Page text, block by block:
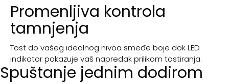
Promenljiva kontrola
tamnjenja
Tost do vašeg idealnog nivoa smeđe boje dok LED
indikator pokazuje vaš napredak prilikom tostiranja.
Spuštanje jednim dodirom